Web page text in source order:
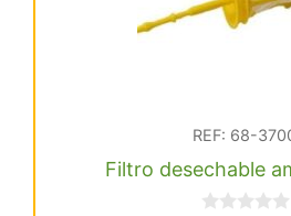
REF: 68-
Filtro desechable